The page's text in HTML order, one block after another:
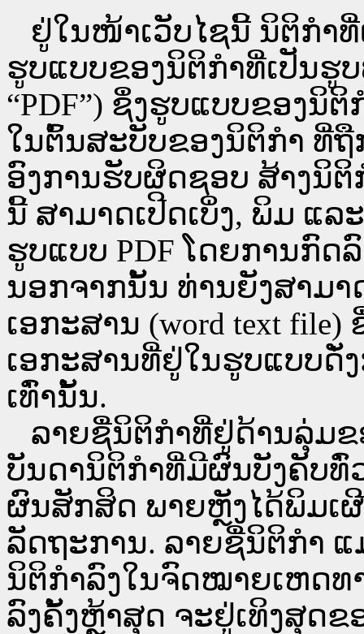
ຢູ່ໃນໜ້າ​ເວັບ​ໄຊ​ນີ້ ນິຕິກຳ
ຮູບແບບຂອງນິຕິກໍາທີ່ເປັນຮູບພ
“PDF”) ຊຶ່ງຮູບແບບຂອງນິ
ໃນຕົ້ນສະບັບຂອງນິຕິກໍາ ທີ່
ອົງການຮັບຜິດຊອບ ສ້າງນິຕິ
ນີ້ ສາມາດເປີດເບິ່ງ, ພິມ ແລ
ຮູບແບບ PDF ໂດຍການກົດ
ນອກຈາກນັ້ນ ທ່ານຍັງສາມາ
ເອກະສານ (word text
ເອກະສານທີ່ຢູ່ໃນຮູບແບບດັ່
ເທົ່ານັ້ນ.
ລາຍຊື່ນິຕິກຳທີ່ຢູ່ດ້ານລຸ່ມ
ບັນດານິຕິກຳທີ່ມີຜົນບັງຄັບທົ່
ຜົນສັກສິດ ພາຍຫຼັງໄດ້ພິມເ
ລັດຖະການ. ລາຍຊື່ນິຕິກຳ
ນິຕິກຳລົງໃນຈົດໝາຍເຫດທ
ລົງຄັ້ງຫຼ້າສຸດ ຈະຢູ່ເທິງສຸດຂ